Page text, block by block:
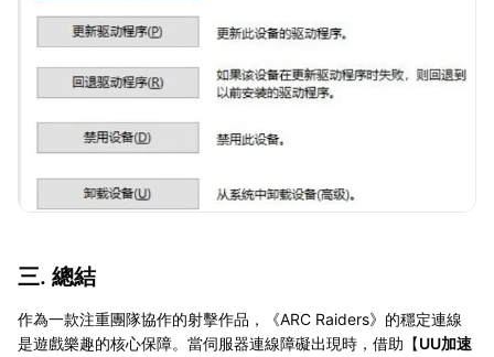
三. 總結
作為一款注重團隊協作的射擊作品，《ARC Raiders》的穩定連線
是遊戲樂趣的核心保障。當伺服器連線障礙出現時，借助【UU加速